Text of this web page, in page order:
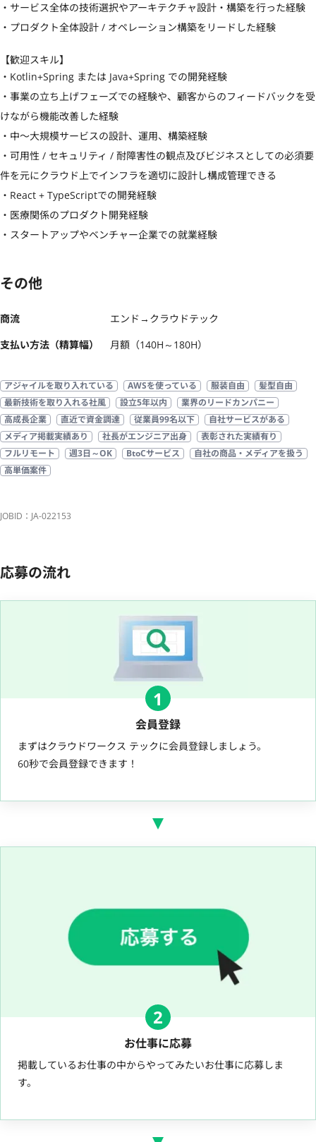
・サービス全体の技術選択やアーキテクチャ設計・構築を行った経験
・プロダクト全体設計 / オペレーション構築をリードした経験
【歓迎スキル】
・Kotlin+Spring または Java+Spring での開発経験
・事業の立ち上げフェーズでの経験や、顧客からのフィードバックを受
けながら機能改善した経験
・中〜大規模サービスの設計、運用、構築経験
・可用性 / セキュリティ / 耐障害性の観点及びビジネスとしての必須要
件を元にクラウド上でインフラを適切に設計し構成管理できる
・React + TypeScriptでの開発経験
・医療関係のプロダクト開発経験
・スタートアップやベンチャー企業での就業経験
その他
商流
エンド→クラウドテック
支払い方法（精算幅）
月額（140H～180H）
アジャイルを取り入れている AWSを使っている 服装自由
髪型自由
最新技術を取り入れる社風
設立5年以内
業界のリードカンパニー
高成長企業
直近で資金調達 従業員99名以下
自社サービスがある
メディア掲載実績あり
社長がエンジニア出身
表彰された実績有り
フルリモート
週3日～OK BtoCサービス
自社の商品・メディアを扱う
高単価案件
JOBID：JA-022153
応募の流れ
1
会員登録
まずはクラウドワークス テックに会員登録しましょう。
60秒で会員登録できます！
2
お仕事に応募
掲載しているお仕事の中からやってみたいお仕事に応募しま
す。